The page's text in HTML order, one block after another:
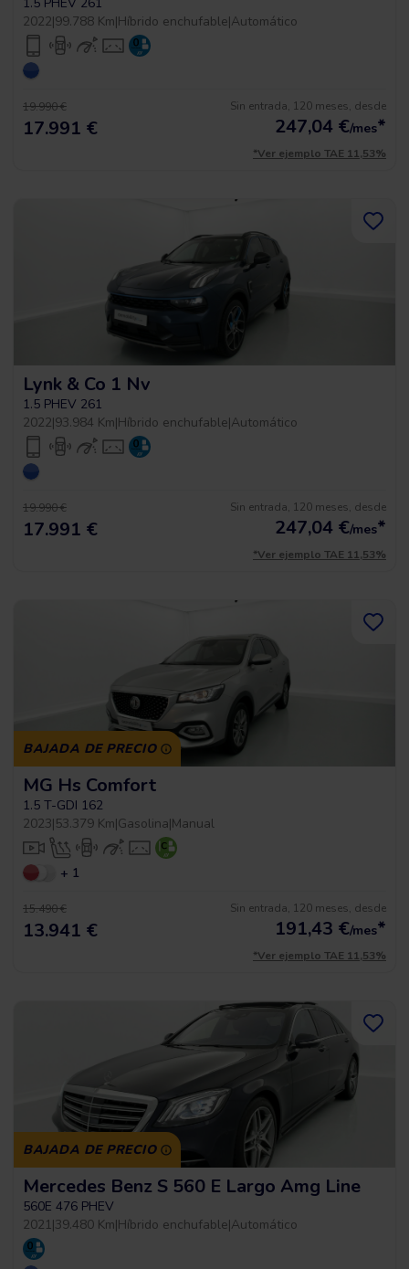
2022|99.788 Km|Híbrido enchufable|Automático
19.990 €
17.991 €
Sin entrada, 120 meses, desde
247,04 €/mes*
*Ver ejemplo TAE 11,53%
Lynk & Co 1 Nv
1.5 PHEV 261
2022|93.984 Km|Híbrido enchufable|Automático
19.990 €
17.991 €
Sin entrada, 120 meses, desde
247,04 €/mes*
*Ver ejemplo TAE 11,53%
BAJADA DE PRECIO
MG Hs Comfort
1.5 T-GDI 162
2023|53.379 Km|Gasolina|Manual
+ 1
15.490 €
13.941 €
Sin entrada, 120 meses, desde
191,43 €/mes*
*Ver ejemplo TAE 11,53%
BAJADA DE PRECIO
Mercedes Benz S 560 E Largo Amg Line
560E 476 PHEV
2021|39.480 Km|Híbrido enchufable|Automático